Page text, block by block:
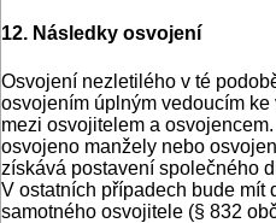
12. Následky osvojení
Osvojení nezletilého v té
osvojením úplným vedoucím
mezi osvojitelem a
osvojeno manžely nebo
získává postavení společného
V ostatních případech bude mít
samotného osvojitele (§ 832